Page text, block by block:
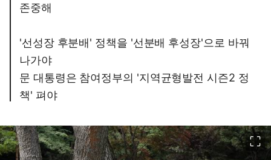
존중해
'선성장 후분배' 정책을 '선분배 후성장'으로 바꿔
나가야
문 대통령은 참여정부의 '지역균형발전 시즌2 정
책' 펴야